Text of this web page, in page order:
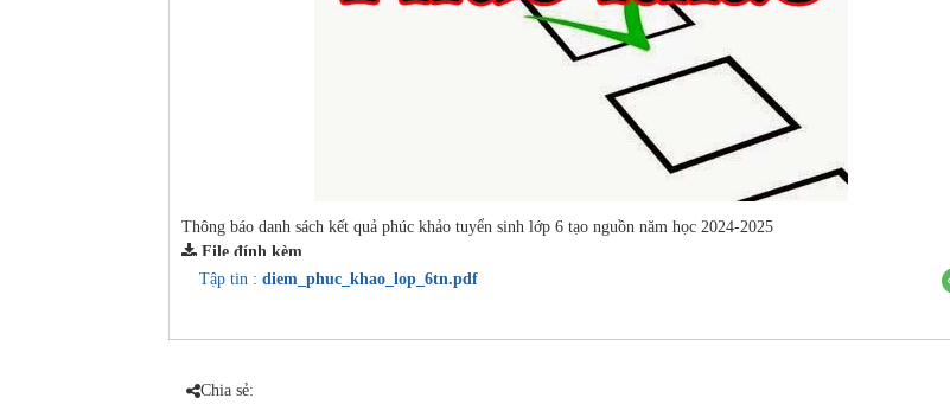
Thông báo danh sách kết quả phúc khảo tuyển sinh lớp 6 tạo nguồn năm học 2024-2025
File đính kèm
Tập tin : diem_phuc_khao_lop_6tn.pdf
Chia sẻ: